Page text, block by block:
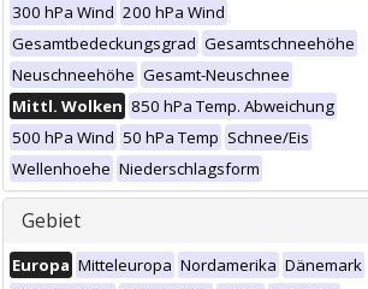
300 hPa Wind 200 hPa Wind
Gesamtbedeckungsgrad Gesamtschneehöhe
Neuschneehöhe Gesamt-Neuschnee
Mittl. Wolken 850 hPa Temp. Abweichung
500 hPa Wind 50 hPa Temp Schnee/Eis
Wellenhoehe Niederschlagsform
Gebiet
Europa Mitteleuropa Nordamerika Dänemark